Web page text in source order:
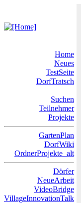
Home
Neues
TestSeite
DorfTratsch
Suchen
Teilnehmer
Projekte
GartenPlan
DorfWiki
OrdnerProjekte_alt
Dörfer
NeueArbeit
VideoBridge
VillageInnovationTalk